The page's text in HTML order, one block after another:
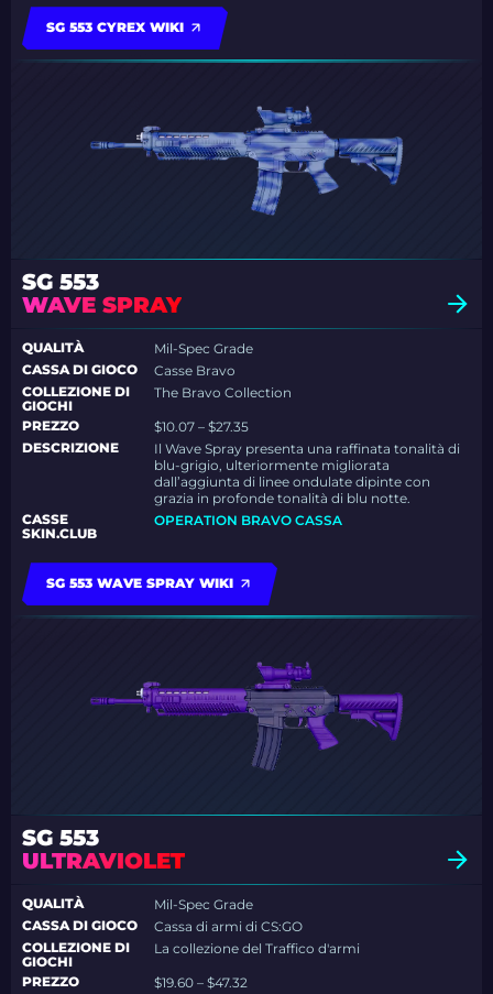
SG 553 CYREX WIKI
SG 553
WAVE SPRAY
QUALITÀ
Mil-Spec Grade
CASSA DI GIOCO
Casse Bravo
COLLEZIONE DI
GIOCHI
The Bravo Collection
PREZZO
$10.07 – $27.35
DESCRIZIONE
Il Wave Spray presenta una raffinata tonalità di
blu-grigio, ulteriormente migliorata
dall’aggiunta di linee ondulate dipinte con
grazia in profonde tonalità di blu notte.
CASSE
SKIN.CLUB
OPERATION BRAVO CASSA
SG 553 WAVE SPRAY WIKI
SG 553
ULTRAVIOLET
QUALITÀ
Mil-Spec Grade
CASSA DI GIOCO
Cassa di armi di CS:GO
COLLEZIONE DI
GIOCHI
La collezione del Traffico d'armi
PREZZO
$19.60 – $47.32